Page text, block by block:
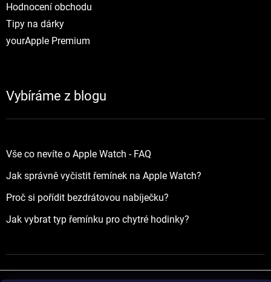
Hodnocení obchodu
Tipy na dárky
yourApple Premium
Vybíráme z blogu
Vše co nevíte o Apple Watch - FAQ
Jak správně vyčistit řemínek na Apple Watch?
Proč si pořídit bezdrátovou nabíječku?
Jak vybrat typ řemínku pro chytré hodinky?